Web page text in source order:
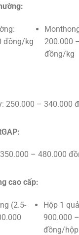
đồng/kg
200.000
đồng/kg
250.000 – 340.000
– 480.000
cao cấp:
(2.5-
Hộp 1
900.000
đồng/hộp